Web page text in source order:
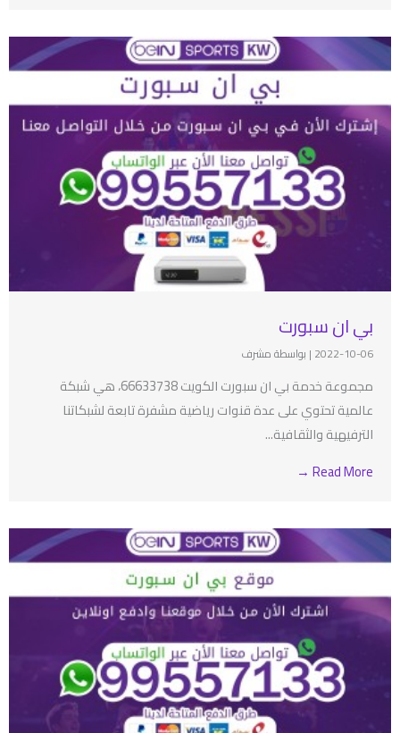
بي ان سبورت
2022-10-06
| بواسطة مشرف
مجموعة خدمة بي ان سبورت الكويت 66633738، هي شبكة
عالمية تحتوي على عدة قنوات رياضية مشفرة تابعة لشبكاتنا
الترفيهية والثقافية...
Read More →